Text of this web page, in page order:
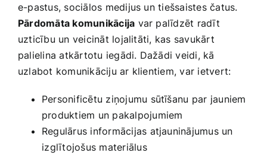
e-pastus, sociālos medijus un tiešsaistes čatus.
Pārdomāta komunikācija var palīdzēt ​radīt
uzticību un veicināt lojalitāti, kas savukārt
palielina atkārtotu iegādi. Dažādi veidi, kā
uzlabot komunikāciju ar klientiem, var ietvert:
Personificētu‌ ziņojumu sūtīšanu⁣ par​ jauniem
produktiem un​ pakalpojumiem
Regulārus ‌informācijas atjauninājumus un
⁢izglītojošus materiālus